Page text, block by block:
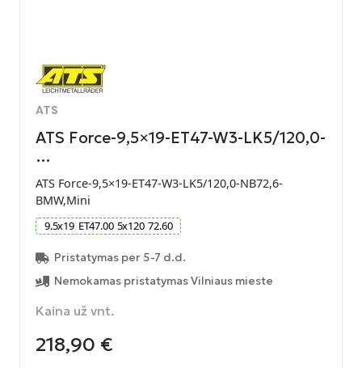
ATS
ATS Force-9,5×19-ET47-W3-LK5/120,0-
…
ATS Force-9,5×19-ET47-W3-LK5/120,0-NB72,6-
BMW,Mini
9.5x19 ET47.00 5x120 72.60
Pristatymas per 5-7 d.d.
Nemokamas pristatymas Vilniaus mieste
Kaina už vnt.
218,90 €